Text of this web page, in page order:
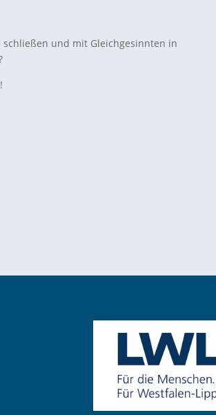
schließen und mit Gleichgesinnten in